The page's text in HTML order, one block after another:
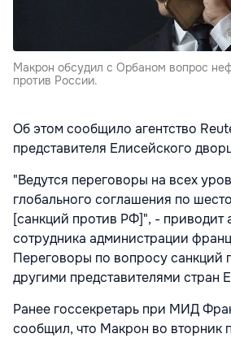
Макрон обсудил с Орбаном вопрос
против России.
Об этом сообщило агентство
представителя Елисейского
"Ведутся переговоры на всех
глобального соглашения по
[санкций против РФ]", - приводит
сотрудника администрации
Переговоры по вопросу санкций
другими представителями стран
Ранее госсекретарь при МИД
сообщил, что Макрон во вторник